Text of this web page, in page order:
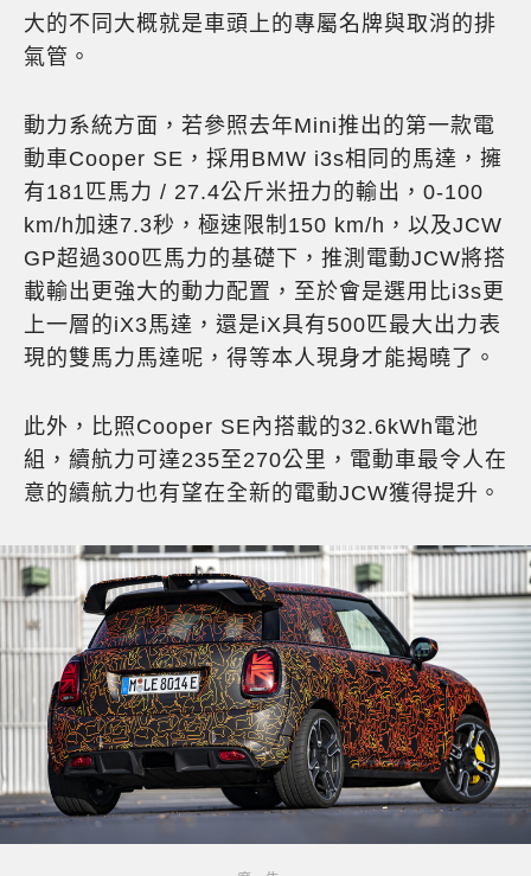
大的不同大概就是車頭上的專屬名牌與取消的排
氣管。
動力系統方面，若參照去年Mini推出的第一款電
動車Cooper SE，採用BMW i3s相同的馬達，擁
有181匹馬力 / 27.4公斤米扭力的輸出，0-100
km/h加速7.3秒，極速限制150 km/h，以及JCW
GP超過300匹馬力的基礎下，推測電動JCW將搭
載輸出更強大的動力配置，至於會是選用比i3s更
上一層的iX3馬達，還是iX具有500匹最大出力表
現的雙馬力馬達呢，得等本人現身才能揭曉了。
此外，比照Cooper SE內搭載的32.6kWh電池
組，續航力可達235至270公里，電動車最令人在
意的續航力也有望在全新的電動JCW獲得提升。